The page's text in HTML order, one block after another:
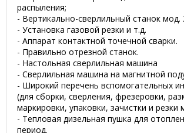
распыления;
- Вертикально-сверлильный станок мод.
- Установка газовой резки и т.д.
- Аппарат контактной точечной сварки.
- Правильно отрезной станок.
- Настольная сверлильная машина
- Сверлильная машина на магнитной
- Широкий перечень вспомогательных
(для сборки, сверления, фрезеровки,
маркировки, упаковки, зачистки и резки
- Тепловая дизельная пушка для
период.